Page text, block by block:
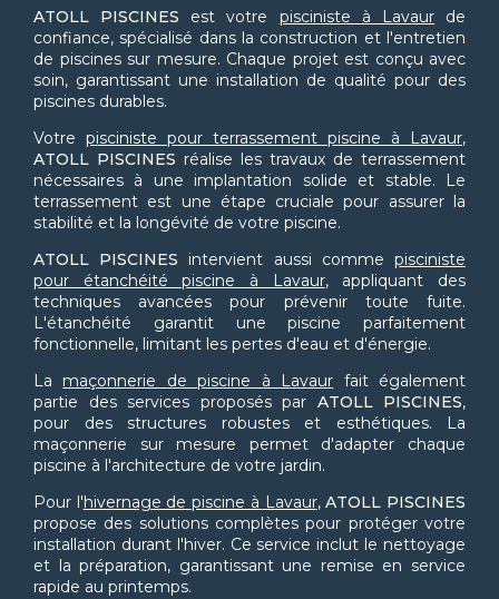
ATOLL PISCINES est votre pisciniste à Lavaurde
confiance, spécialisé dans la construction et l'entretien
de piscines sur mesure. Chaque projet est conçu avec
soin, garantissant une installation de qualité pour des
piscines durables.
Votre pisciniste pour terrassement piscine à Lavaur,
ATOLL PISCINES réalise les travaux de terrassement
nécessaires à une implantation solide et stable. Le
terrassement est une étape cruciale pour assurer la
stabilité et la longévité de votre piscine.
ATOLL PISCINES intervient aussi commepisciniste
pour étanchéité piscine à Lavaur, appliquant des
techniques avancées pour prévenir toute fuite.
L'étanchéité garantit une piscine parfaitement
fonctionnelle, limitant les pertes d'eau et d'énergie.
La maçonnerie de piscine à Lavaur fait également
partie des services proposés par ATOLL PISCINES,
pour des structures robustes et esthétiques. La
maçonnerie sur mesure permet d'adapter chaque
piscine à l'architecture de votre jardin.
Pour l'hivernage de piscine à Lavaur,ATOLL PISCINES
propose des solutions complètes pour protéger votre
installation durant l'hiver. Ce service inclut le nettoyage
et la préparation, garantissant une remise en service
rapide au printemps.